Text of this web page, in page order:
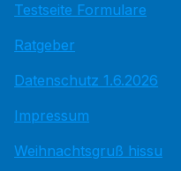
Testseite Formulare
Ratgeber
Datenschutz 1.6.2026
Impressum
Weihnachtsgruß hissu